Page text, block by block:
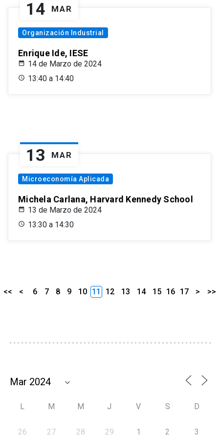
14 MAR
Organización Industrial
Enrique Ide, IESE
14 de Marzo de 2024
13:40 a 14:40
13 MAR
Microeconomía Aplicada
Michela Carlana, Harvard Kennedy School
13 de Marzo de 2024
13:30 a 14:30
<< < 6 7 8 9 10 11 12 13 14 15 16 17 > >>
L M M J V S D
26 27 28 29 1 2 3